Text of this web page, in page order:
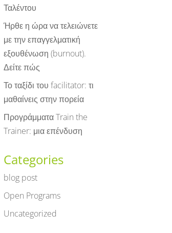
Ταλέντου
Ήρθε η ώρα να τελειώνετε
με την επαγγελματική
εξουθένωση (burnout).
Δείτε πώς
Το ταξίδι του facilitator: τι
μαθαίνεις στην πορεία
Προγράμματα Train the
Trainer: μια επένδυση
Categories
blog post
Open Programs
Uncategorized